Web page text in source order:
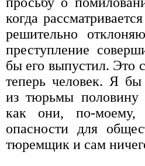
когда
решительно
преступление
бы его выпустил. Это
теперь человек. Я
из тюрьмы половину
как они, по-моему,
опасности для
тюремщик и сам